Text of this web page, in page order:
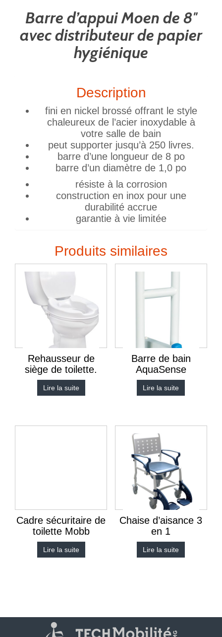
Barre d’appui Moen de 8″
avec distributeur de papier
hygiénique
Description
fini en nickel brossé offrant le style
chaleureux de l’acier inoxydable à
votre salle de bain
peut supporter jusqu’à 250 livres.
barre d’une longueur de 8 po
barre d’un diamètre de 1,0 po
résiste à la corrosion
construction en inox pour une
durabilité accrue
garantie à vie limitée
Produits similaires
Rehausseur de
siège de toilette.
Lire la suite
Barre de bain
AquaSense
Lire la suite
Cadre sécuritaire de
toilette Mobb
Lire la suite
Chaise d’aisance 3
en 1
Lire la suite